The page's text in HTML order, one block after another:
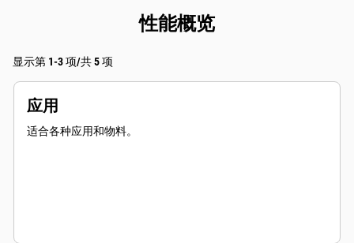
性能概览
显示第 1-3 项/共 5 项
应用
适合各种应用和物料。